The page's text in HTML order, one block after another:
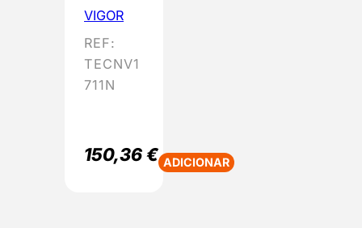
VIGOR
REF:
TECNV1
711N
150,36€ ADICIONAR